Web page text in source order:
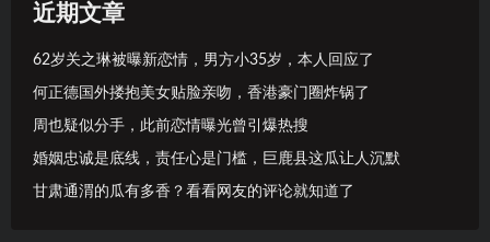
近期文章
62岁关之琳被曝新恋情，男方小35岁，本人回应了
何正德国外搂抱美女贴脸亲吻，香港豪门圈炸锅了
周也疑似分手，此前恋情曝光曾引爆热搜
婚姻忠诚是底线，责任心是门槛，巨鹿县这瓜让人沉默
甘肃通渭的瓜有多香？看看网友的评论就知道了